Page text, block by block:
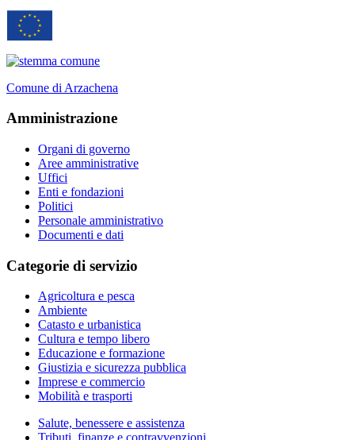
Comune di Arzachena
Amministrazione
Organi di governo
Aree amministrative
Uffici
Enti e fondazioni
Politici
Personale amministrativo
Documenti e dati
Categorie di servizio
Agricoltura e pesca
Ambiente
Catasto e urbanistica
Cultura e tempo libero
Educazione e formazione
Giustizia e sicurezza pubblica
Imprese e commercio
Mobilità e trasporti
Salute, benessere e assistenza